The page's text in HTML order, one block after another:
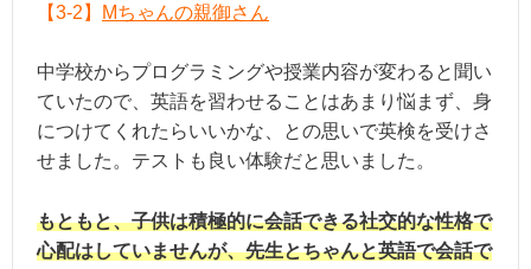
【3-2】 Mちゃんの親御さん
中学校からプログラミングや授業内容が変わると聞い
ていたので、英語を習わせることはあまり悩まず、身
につけてくれたらいいかな、との思いで英検を受けさ
せました。テストも良い体験だと思いました。
もともと、子供は積極的に会話できる社交的な性格で
心配はしていませんが、先生とちゃんと英語で会話で